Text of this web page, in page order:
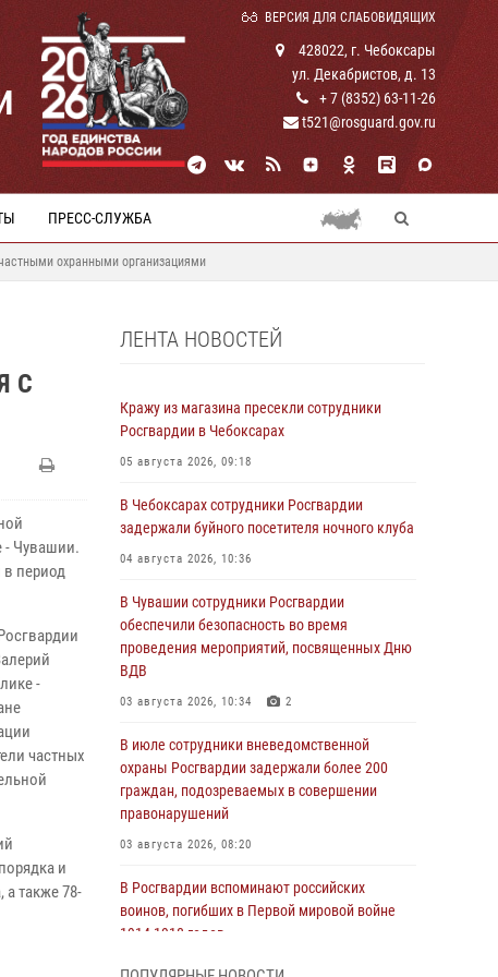
ВЕРСИЯ ДЛЯ СЛАБОВИДЯЩИХ
428022, г. Чебоксары
ул. Декабристов, д. 13
+ 7 (8352) 63-11-26
t521@rosguard.gov.ru
ПРЕСС-СЛУЖБА
охранными организациями
С
- Чувашии.
в период
-
частных
и
также 78-
ЛЕНТА НОВОСТЕЙ
Кражу из магазина пресекли сотрудники
Росгвардии в Чебоксарах
05 августа 2026, 09:18
В Чебоксарах сотрудники Росгвардии
задержали буйного посетителя ночного клуба
04 августа 2026, 10:36
В Чувашии сотрудники Росгвардии
обеспечили безопасность во время
проведения мероприятий, посвященных Дню
ВДВ
03 августа 2026, 10:34 2
В июле сотрудники вневедомственной
охраны Росгвардии задержали более 200
граждан, подозреваемых в совершении
правонарушений
03 августа 2026, 08:20
В Росгвардии вспоминают российских
воинов, погибших в Первой мировой войне
1914-1918 годов